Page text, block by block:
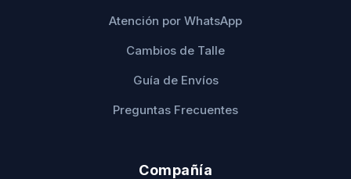
Atención por WhatsApp
Cambios de Talle
Guía de Envíos
Preguntas Frecuentes
Compañía